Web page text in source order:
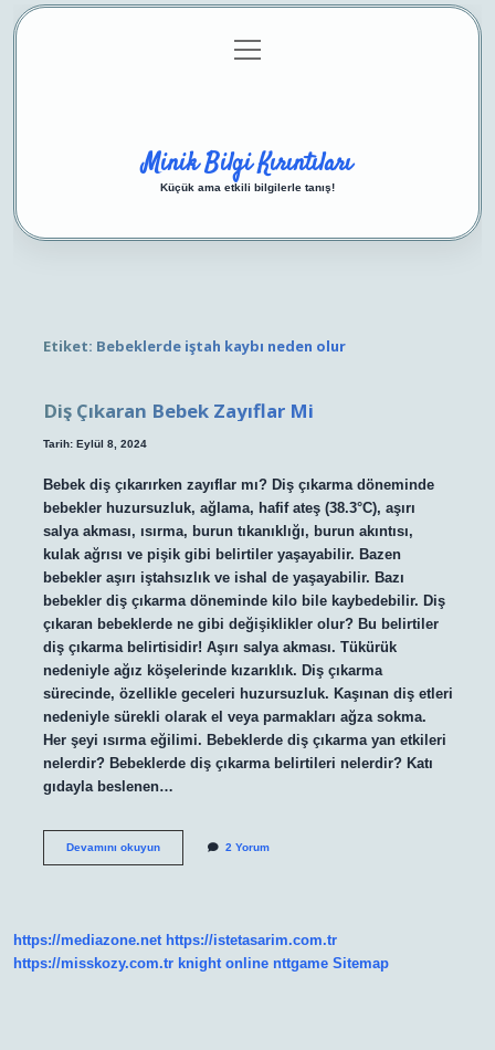
Gizlilik Politikası
menüyü
aç
Minik Bilgi Kırıntıları
Küçük ama etkili bilgilerle tanış!
Etiket: Bebeklerde iştah kaybı neden olur
Diş Çıkaran Bebek Zayıflar Mi
Tarih: Eylül 8, 2024
Bebek diş çıkarırken zayıflar mı? Diş çıkarma döneminde
bebekler huzursuzluk, ağlama, hafif ateş (38.3°C), aşırı
salya akması, ısırma, burun tıkanıklığı, burun akıntısı,
kulak ağrısı ve pişik gibi belirtiler yaşayabilir. Bazen
bebekler aşırı iştahsızlık ve ishal de yaşayabilir. Bazı
bebekler diş çıkarma döneminde kilo bile kaybedebilir. Diş
çıkaran bebeklerde ne gibi değişiklikler olur? Bu belirtiler
diş çıkarma belirtisidir! Aşırı salya akması. Tükürük
nedeniyle ağız köşelerinde kızarıklık. Diş çıkarma
sürecinde, özellikle geceleri huzursuzluk. Kaşınan diş etleri
nedeniyle sürekli olarak el veya parmakları ağza sokma.
Her şeyi ısırma eğilimi. Bebeklerde diş çıkarma yan etkileri
nelerdir? Bebeklerde diş çıkarma belirtileri nelerdir? Katı
gıdayla beslenen…
Devamını okuyunDiş
2 Yorum
https://mediazone.net https://istetasarim.com.tr
https://misskozy.com.tr knight online nttgame Sitemap